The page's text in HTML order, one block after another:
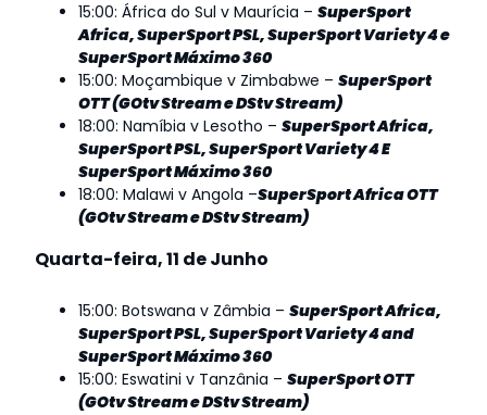
15:00: África do Sul v Maurícia – SuperSport
Africa, SuperSport PSL, SuperSport Variety 4 e
SuperSport Máximo 360
15:00: Moçambique v Zimbabwe – SuperSport
OTT (GOtv Stream e DStv Stream)
18:00: Namíbia v Lesotho – SuperSport Africa,
SuperSport PSL, SuperSport Variety 4 E
SuperSport Máximo 360
18:00: Malawi v Angola –SuperSport Africa OTT
(GOtv Stream e DStv Stream)
Quarta-feira, 11 de Junho
15:00: Botswana v Zâmbia – SuperSport Africa,
SuperSport PSL, SuperSport Variety 4 and
SuperSport Máximo 360
15:00: Eswatini v Tanzânia – SuperSport OTT
(GOtv Stream e DStv Stream)